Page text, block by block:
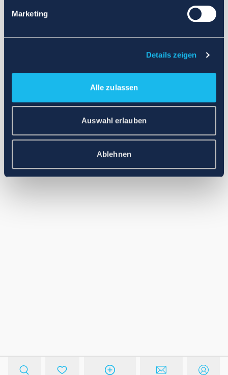
Marketing
Details zeigen
Alle zulassen
Auswahl erlauben
Ablehnen